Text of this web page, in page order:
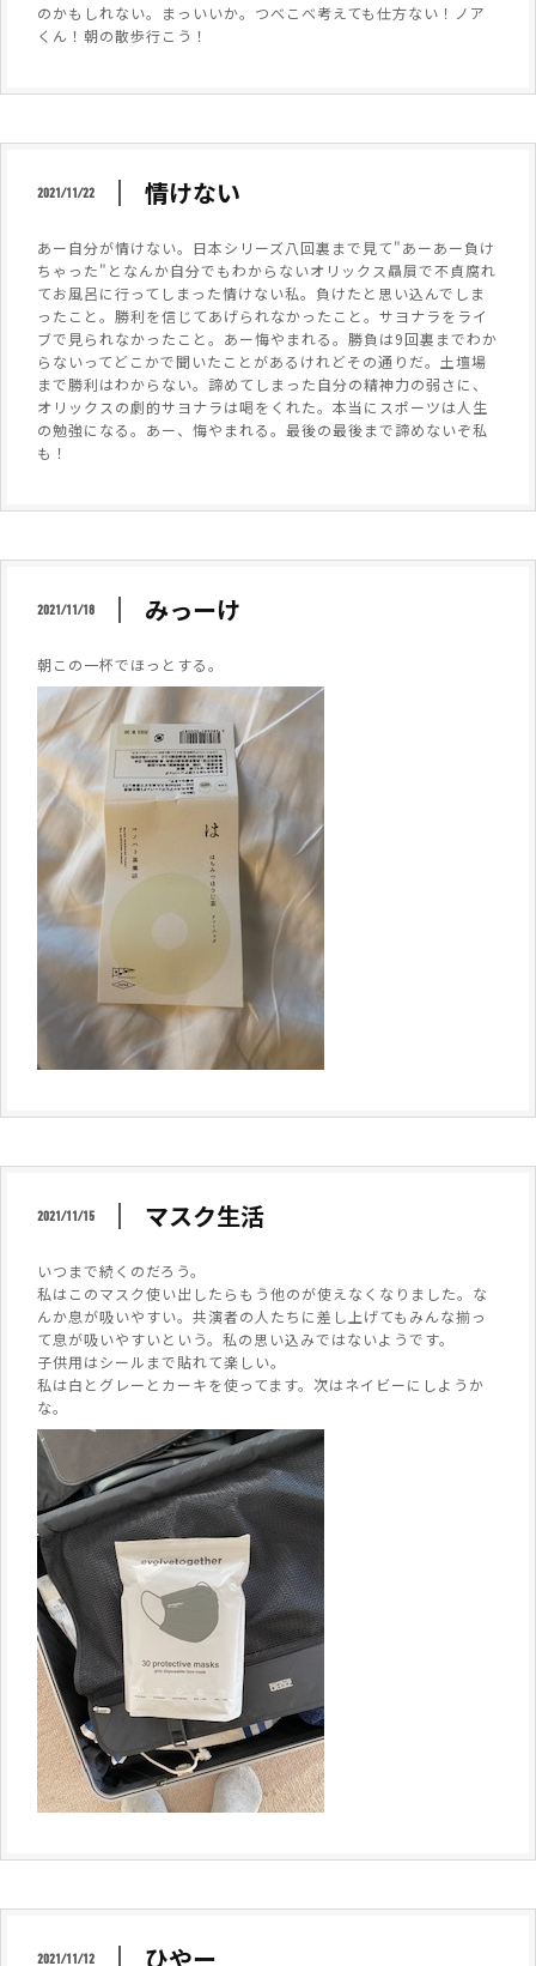
のかもしれない。まっいいか。つべこべ考えても仕方ない！ノア
くん！朝の散歩行こう！
2021/11/22 情けない
あー自分が情けない。日本シリーズ八回裏まで見て"あーあー負け
ちゃった"となんか自分でもわからないオリックス贔屓で不貞腐れ
てお風呂に行ってしまった情けない私。負けたと思い込んでしま
ったこと。勝利を信じてあげられなかったこと。サヨナラをライ
ブで見られなかったこと。あー悔やまれる。勝負は9回裏までわか
らないってどこかで聞いたことがあるけれどその通りだ。土壇場
まで勝利はわからない。諦めてしまった自分の精神力の弱さに、
オリックスの劇的サヨナラは喝をくれた。本当にスポーツは人生
の勉強になる。あー、悔やまれる。最後の最後まで諦めないぞ私
も！
2021/11/18 みっーけ
朝この一杯でほっとする。
2021/11/15 マスク生活
いつまで続くのだろう。
私はこのマスク使い出したらもう他のが使えなくなりました。な
んか息が吸いやすい。共演者の人たちに差し上げてもみんな揃っ
て息が吸いやすいという。私の思い込みではないようです。
子供用はシールまで貼れて楽しい。
私は白とグレーとカーキを使ってます。次はネイビーにしようか
な。
2021/11/12 ひやー